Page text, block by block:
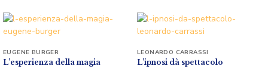
L’esperienza della magia
EUGENE BURGER
L’ipnosi dà spettacolo
LEONARDO CARRASSI